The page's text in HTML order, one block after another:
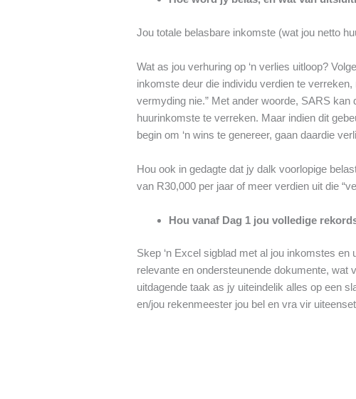
Jou totale belasbare inkomste (wat jou netto
Wat as jou verhuring op ‘n verlies uitloop?
inkomste deur die individu verdien te
vermyding nie.” Met ander woorde, SARS kan
huurinkomste te verreken. Maar indien dit
begin om ‘n wins te genereer, gaan daardie
Hou ook in gedagte dat jy dalk voorlopige
van R30,000 per jaar of meer verdien uit die
Hou vanaf Dag 1 jou volledige
Skep ‘n Excel sigblad met al jou inkomstes
relevante en ondersteunende dokumente, wat
uitdagende taak as jy uiteindelik alles op een
en/jou rekenmeester jou bel en vra vir